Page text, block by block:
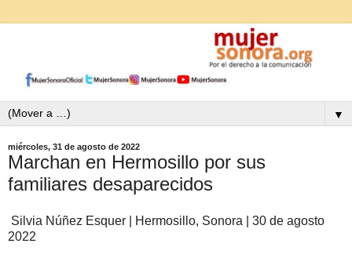
▼
miércoles, 31 de agosto de 2022
Marchan en Hermosillo por sus
familiares desaparecidos
Silvia Núñez Esquer | Hermosillo, Sonora | 30 de agosto
2022